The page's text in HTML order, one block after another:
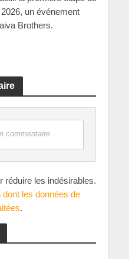
un événement
Brothers.
commentaire
réduire les indésirables.
les données de
.